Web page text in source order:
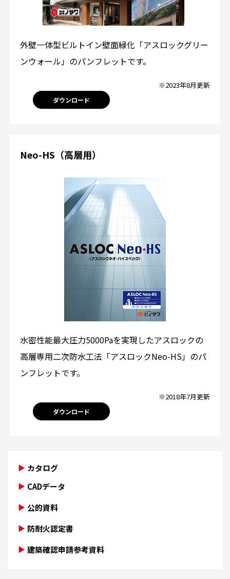
外壁一体型ビルトイン壁面緑化「アスロックグリー
ンウォール」のパンフレットです。
※2023年8月更新
ダウンロード
Neo-HS（高層用）
水密性能最大圧力5000Paを実現したアスロックの
高層専用二次防水工法「アスロックNeo-HS」のパ
ンフレットです。
※2018年7月更新
ダウンロード
カタログ
CADデータ
公的資料
防耐火認定書
建築確認申請参考資料